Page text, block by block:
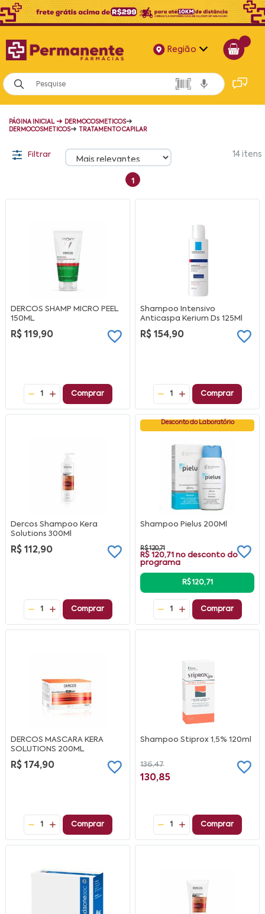
Região
Alagoas
Bahia
Pernambuco
PÁGINA INICIAL ➜ DERMOCOSMETICOS➜
DERMOCOSMETICOS➜ TRATAMENTO CAPILAR
Filtrar 14 itens
1
DERCOS SHAMP MICRO PEEL
150ML
R$ 119,90
1 Comprar
Shampoo Intensivo
Anticaspa Kerium Ds 125Ml
R$ 154,90
1 Comprar
Dercos Shampoo Kera
Solutions 300Ml
R$ 112,90
1 Comprar
Desconto do Laboratório
Shampoo Pielus 200Ml
R$ 120,71
R$ 120,71 no desconto do
programa
R$ 120,71
1 Comprar
DERCOS MASCARA KERA
SOLUTIONS 200ML
R$ 174,90
1 Comprar
Shampoo Stiprox 1,5% 120ml
136,47
130,85
1 Comprar